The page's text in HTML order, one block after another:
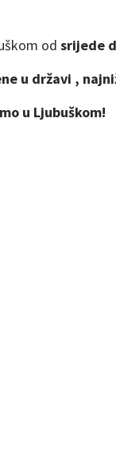
od srijede
u državi ,
u Ljubuškom!